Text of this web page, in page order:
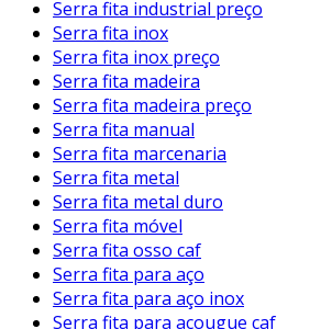
Serra fita industrial preço
Serra fita inox
Serra fita inox preço
Serra fita madeira
Serra fita madeira preço
Serra fita manual
Serra fita marcenaria
Serra fita metal
Serra fita metal duro
Serra fita móvel
Serra fita osso caf
Serra fita para aço
Serra fita para aço inox
Serra fita para açougue caf